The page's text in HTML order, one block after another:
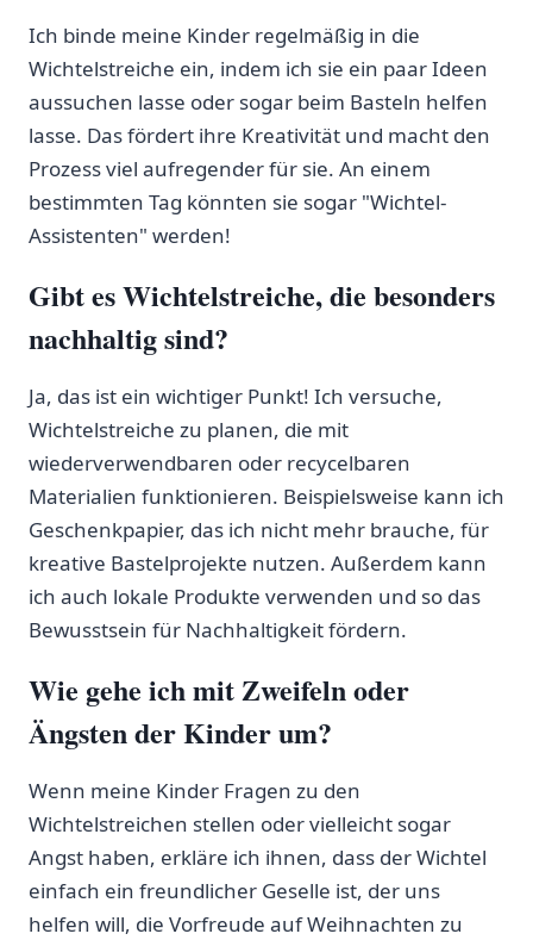
Ich binde meine Kinder ‌regelmäßig in die
Wichtelstreiche ein, indem ich sie ein ‍paar Ideen
aussuchen lasse oder sogar beim Basteln​ helfen
lasse. Das fördert ihre Kreativität und macht den
Prozess viel aufregender für sie. An einem
bestimmten Tag könnten sie sogar "Wichtel-
Assistenten" werden!
Gibt es Wichtelstreiche, die besonders
nachhaltig sind?
Ja, das ist⁢ ein wichtiger Punkt! Ich versuche,
Wichtelstreiche zu planen, die mit
wiederverwendbaren oder ⁢recycelbaren
Materialien funktionieren. Beispielsweise kann ich
Geschenkpapier, das ich nicht mehr ​brauche, ⁢für
⁤kreative ⁢Bastelprojekte nutzen. Außerdem kann ​
ich⁣ auch lokale Produkte verwenden und so das‍
Bewusstsein für⁤ Nachhaltigkeit fördern.
Wie gehe ich mit Zweifeln oder
Ängsten der Kinder um?
Wenn meine Kinder Fragen zu den
Wichtelstreichen stellen oder vielleicht sogar
Angst haben, erkläre ich ihnen, dass der Wichtel
einfach​ ein freundlicher ​Geselle ist, der uns
helfen will, die​ Vorfreude auf Weihnachten zu